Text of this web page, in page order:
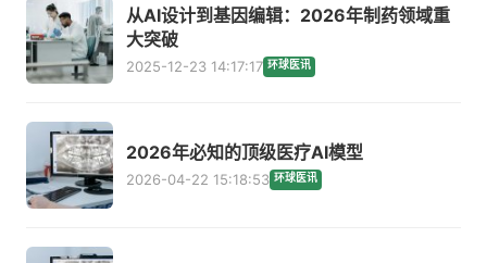
从AI设计到基因编辑：2026年制药领域重
大突破
2025-12-23 14:17:17 环球医讯
2026年必知的顶级医疗AI模型
2026-04-22 15:18:53 环球医讯